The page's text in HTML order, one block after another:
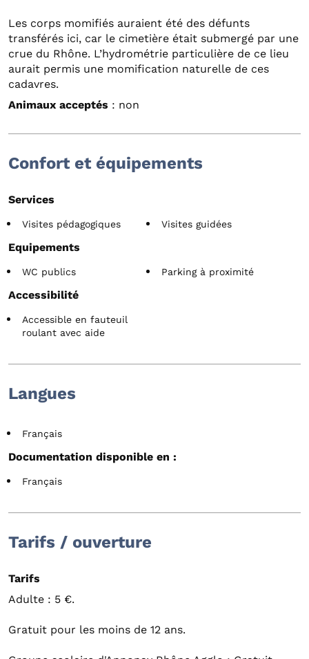
Les corps momifiés auraient été des défunts
transférés ici, car le cimetière était submergé par une
crue du Rhône. L’hydrométrie particulière de ce lieu
aurait permis une momification naturelle de ces
cadavres.
Animaux acceptés : non
Confort et équipements
Services
Visites pédagogiques Visites guidées
Equipements
WC publics Parking à proximité
Accessibilité
Accessible en fauteuil
roulant avec aide
Langues
Français
Documentation disponible en :
Français
Tarifs / ouverture
Tarifs
Adulte : 5 €.
Gratuit pour les moins de 12 ans.